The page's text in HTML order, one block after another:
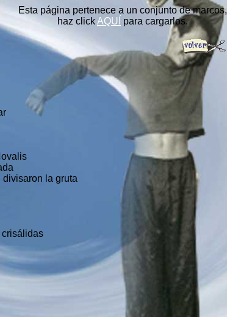
Esta página pertenece a un conjunto de marcos,
haz clickAQUÍ para cargarlos.
la gruta
crisálidas